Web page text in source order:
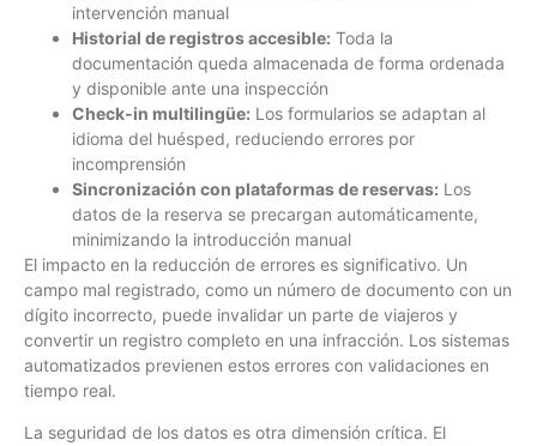
intervención manual
Historial de registros accesible: Toda la
documentación queda almacenada de forma ordenada
y disponible ante una inspección
Check-in multilingüe: Los formularios se adaptan al
idioma del huésped, reduciendo errores por
incomprensión
Sincronización con plataformas de reservas: Los
datos de la reserva se precargan automáticamente,
minimizando la introducción manual
El impacto en la reducción de errores es significativo. Un
campo mal registrado, como un número de documento con un
dígito incorrecto, puede invalidar un parte de viajeros y
convertir un registro completo en una infracción. Los sistemas
automatizados previenen estos errores con validaciones en
tiempo real.
La seguridad de los datos es otra dimensión crítica. El